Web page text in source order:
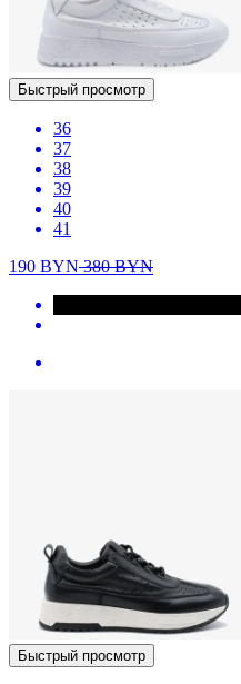
Быстрый просмотр
36
37
38
39
40
41
190 BYN380BYN
Быстрый просмотр